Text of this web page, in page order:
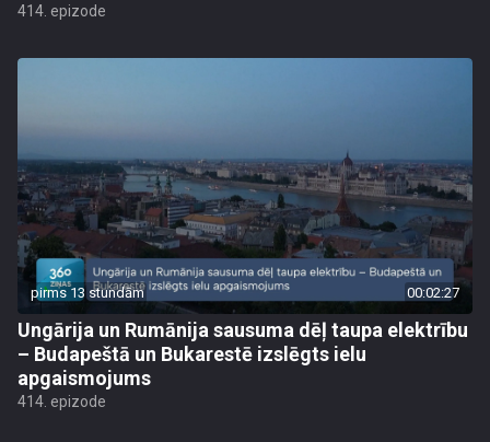
414. epizode
pirms 13 stundām 00:02:27
Ungārija un Rumānija sausuma dēļ taupa elektrību
– Budapeštā un Bukarestē izslēgts ielu
apgaismojums
414. epizode